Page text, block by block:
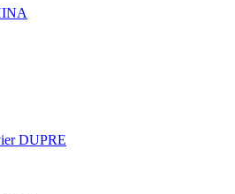
DUPRE